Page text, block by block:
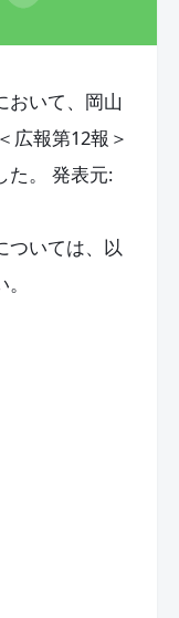
おいて、岡山
広報第12報＞
た。 発表元:
ついては、以